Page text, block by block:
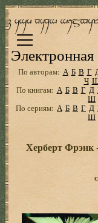
По авторам: А Б В Г
Ч
По книгам: А Б В Г Д
Ш
По сериям: А Б В Г Д
Ш
Херберт Фрэнк